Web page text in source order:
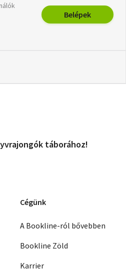
Belépek
táborához!
Cégünk
A Bookline-ról bővebben
Bookline Zöld
Karrier